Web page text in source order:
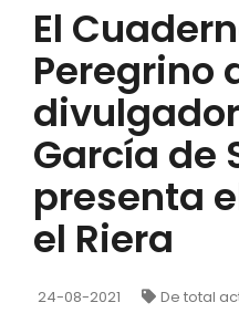
El
Peregrino
García de
presenta
el Riera
24-08-2021 De total